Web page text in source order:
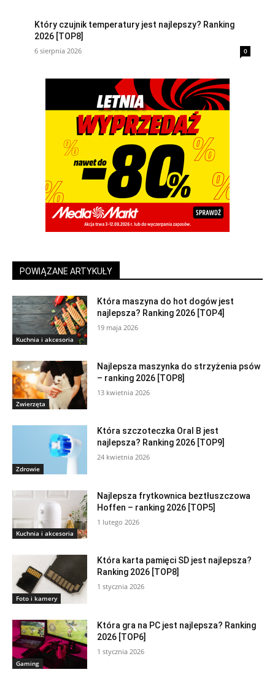
Który czujnik temperatury jest najlepszy? Ranking
2026 [TOP8]
6 sierpnia 2026 0
POWIĄZANE ARTYKUŁY
Kuchnia i akcesoria
Która maszyna do hot dogów jest
najlepsza? Ranking 2026 [TOP4]
19 maja 2026
Zwierzęta
Najlepsza maszynka do strzyżenia psów
– ranking 2026 [TOP8]
13 kwietnia 2026
Zdrowie
Która szczoteczka Oral B jest
najlepsza? Ranking 2026 [TOP9]
24 kwietnia 2026
Kuchnia i akcesoria
Najlepsza frytkownica beztłuszczowa
Hoffen – ranking 2026 [TOP5]
1 lutego 2026
Foto i kamery
Która karta pamięci SD jest najlepsza?
Ranking 2026 [TOP8]
1 stycznia 2026
Gaming
Która gra na PC jest najlepsza? Ranking
2026 [TOP6]
1 stycznia 2026